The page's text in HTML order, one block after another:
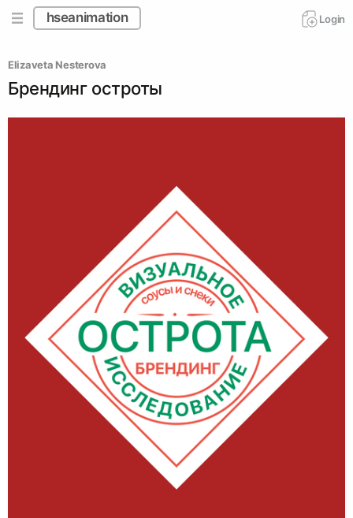
hseanimation Login
Elizaveta Nesterova
Брендинг остроты